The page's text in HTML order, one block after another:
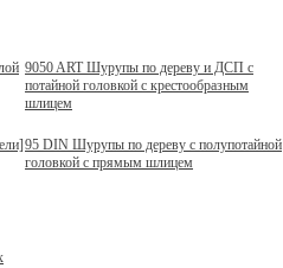
9050 ART Шурупы по дереву и ДСП с
потайной головкой с крестообразным
шлицем
95 DIN Шурупы по дереву с полупотайной
головкой с прямым шлицем